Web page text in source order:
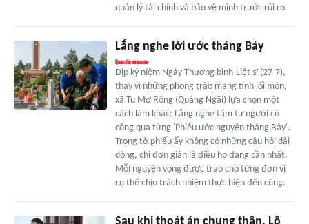
quản lý tài chính và bảo vệ mình trước rủi ro.
Lắng nghe lời ước tháng Bảy
Dịp kỷ niệm Ngày Thương binh-Liệt sĩ (27-7),
thay vì những phong trào mang tính lối mòn,
xã Tu Mơ Rông (Quảng Ngãi) lựa chọn một
cách làm khác: Lắng nghe tâm tư người có
công qua từng 'Phiếu ước nguyện tháng Bảy'.
Trong tờ phiếu ấy không có những câu hỏi dài
dòng, chỉ đơn giản là điều họ đang cần nhất.
Mỗi nguyện vọng được trao cho từng đơn vị
cụ thể chịu trách nhiệm thực hiện đến cùng.
Sau khi thoát án chung thân, Lô